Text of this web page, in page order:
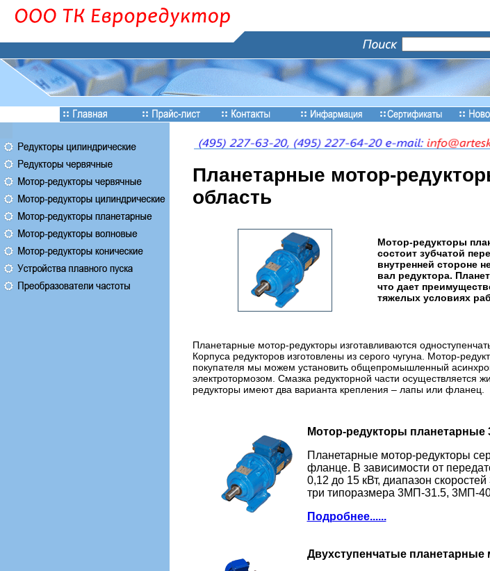
Планетарные мотор-
область
Мотор-редукторы
состоит зубчатой
внутренней стороне
вал редуктора.
что дает
тяжелых условиях
Планетарные мотор-редукторы изготавливаются
Корпуса редукторов изготовлены из серого чугуна. Мотор-
покупателя мы можем установить общепромышленный
электротормозом. Смазка редукторной части
редукторы имеют два варианта крепления – лапы или фланец.
Мотор-редукторы
Планетарные мотор-редукторы
фланце. В зависимости от
0,12 до 15 кВт, диапазон
три типоразмера 3МП-31.5, 3МП-
Подробнее......
Двухступенчатые